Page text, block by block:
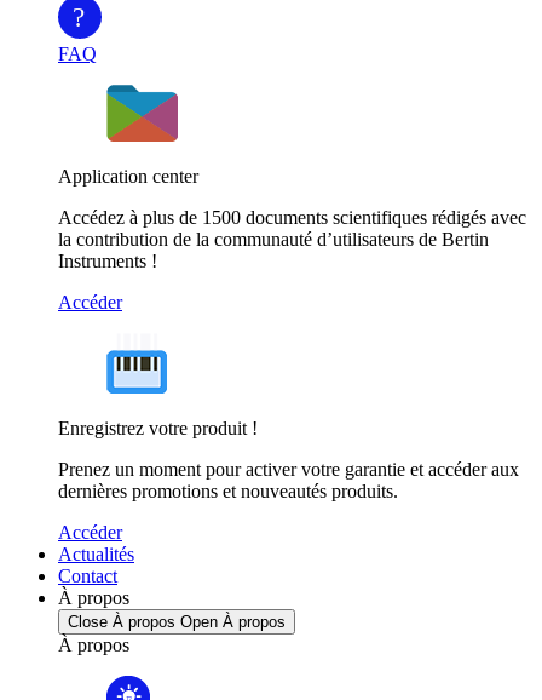
?
FAQ
Application center
Accédez à plus de 1500 documents scientifiques rédigés avec
la contribution de la communauté d’utilisateurs de Bertin
Instruments !
Accéder
Enregistrez votre produit !
Prenez un moment pour activer votre garantie et accéder aux
dernières promotions et nouveautés produits.
Accéder
Actualités
Contact
À propos
Close À propos Open À propos
À propos